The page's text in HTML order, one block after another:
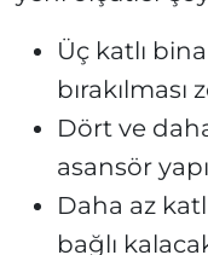
Üç katlı
Dört ve
asansör
Daha az
bağlı